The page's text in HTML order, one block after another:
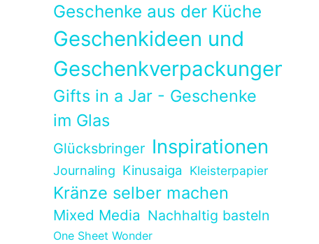
Geschenke aus der Küche
Geschenkideen und
Geschenkverpackungen
Gifts in a Jar - Geschenke
im Glas
Glücksbringer Inspirationen
Journaling Kinusaiga Kleisterpapier
Kränze selber machen
Mixed Media Nachhaltig basteln
One Sheet Wonder